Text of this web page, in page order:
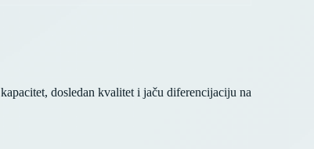
dosledan kvalitet i jaču diferencijaciju na